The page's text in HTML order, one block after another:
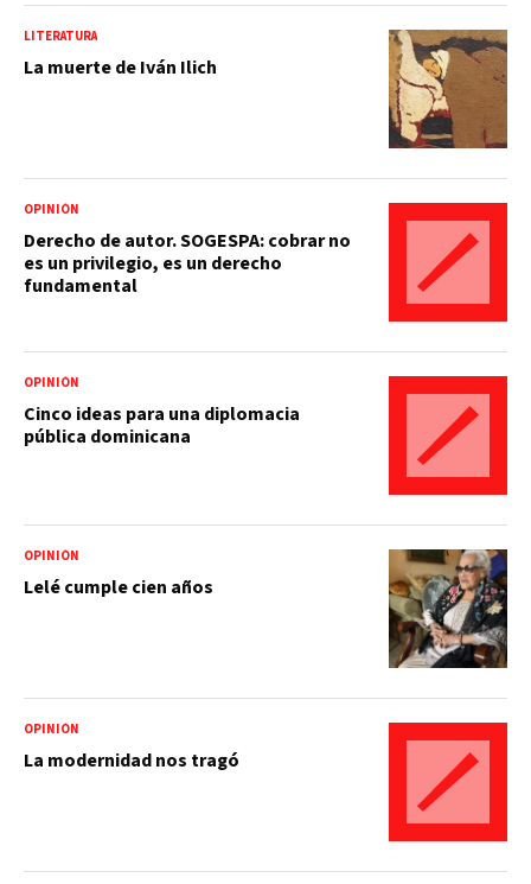
LITERATURA
La muerte de Iván Ilich
OPINIÓN
Derecho de autor. SOGESPA: cobrar no
es un privilegio, es un derecho
fundamental
OPINIÓN
Cinco ideas para una diplomacia
pública dominicana
OPINIÓN
Lelé cumple cien años
OPINIÓN
La modernidad nos tragó